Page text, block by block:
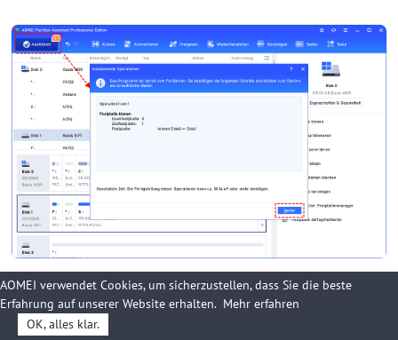
AOMEI verwendet Cookies, um sicherzustellen, dass Sie die beste
Erfahrung auf unserer Website erhalten. Mehr erfahren
OK, alles klar.